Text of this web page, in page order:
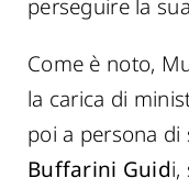
perseguire la
Come è noto,
la carica di
poi a persona di
Buffarini Guidi,